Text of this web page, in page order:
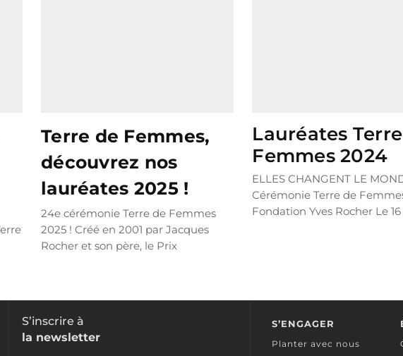
Terre de Femmes,
découvrez nos
lauréates 2025 !
24e cérémonie Terre de Femmes
2025 ! Créé en 2001 par Jacques
Rocher et son père, le Prix
Lauréates
Femmes 2024
ELLES CHANGENT LE
Cérémonie Terre de
Fondation Yves Rocher Le
S’inscrire à
la newsletter
S’ENGAGER
Planter avec nous